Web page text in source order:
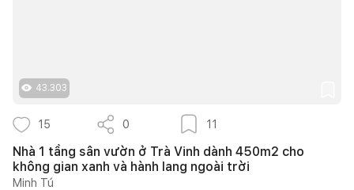
43.303
15 0 11
Nhà 1 tầng sân vườn ở Trà Vinh dành 450m2 cho
không gian xanh và hành lang ngoài trời
Minh Tú